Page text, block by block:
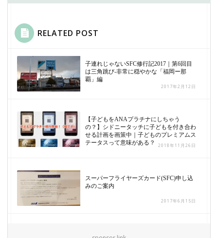
RELATED POST
子連れじゃないSFC修行記2017｜第6回目
は三角跳び-非常に穏やかな「福岡ー那
覇」編
2017年2月12日
【子どもをANAプラチナにしちゃう
の？】シドニータッチに子どもを付き合わ
せる計画を画策中｜子どものプレミアムス
テータスって意味がある？
2018年11月26日
スーパーフライヤーズカード(SFC)申し込
みのご案内
2017年6月15日